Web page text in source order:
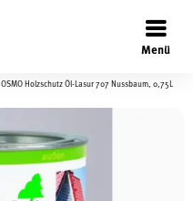
Menü
×
OSMO Holzschutz Öl-Lasur 707 Nussbaum, 0,75L